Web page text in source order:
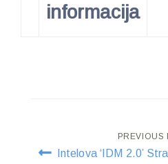
informacija
Post
PREVIOUS
Intelova ‘IDM 2.0’